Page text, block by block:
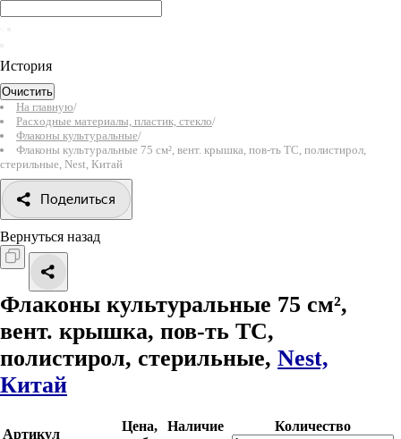
История
Очистить
На главную/
Расходные материалы, пластик, стекло/
Флаконы культуральные/
Флаконы культуральные 75 см², вент. крышка, пов-ть ТС, полистирол,
стерильные, Nest, Китай
Поделиться
Вернуться назад
Флаконы культуральные 75 см²,
вент. крышка, пов-ть ТС,
полистирол, стерильные, Nest,
Китай
Артикул
Цена,
Наличие
Количество